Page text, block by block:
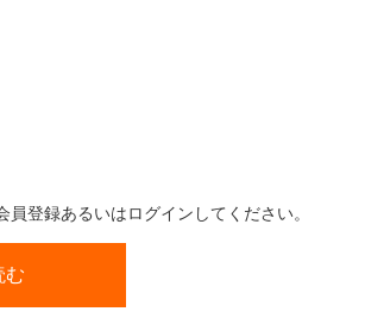
登録あるいはログインしてください。
む